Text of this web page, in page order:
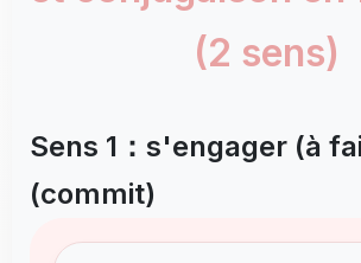
(2 sens)
Sens 1：s'engager (à
(commit)